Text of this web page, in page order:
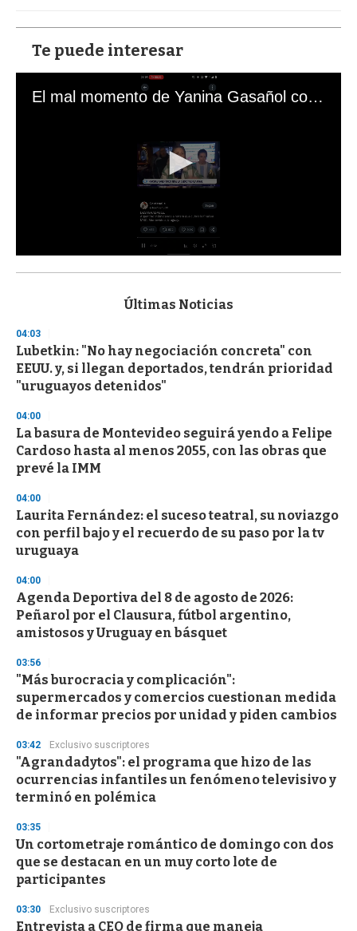
Te puede interesar
El mal momento de Yanina Gasañol con un hincha argentino en "Subrayado"
s
d
s
o
f
3
s
e
c
o
n
d
Últimas Noticias
04:03
Lubetkin: "No hay negociación concreta" con
EEUU. y, si llegan deportados, tendrán prioridad
"uruguayos detenidos"
04:00
La basura de Montevideo seguirá yendo a Felipe
Cardoso hasta al menos 2055, con las obras que
prevé la IMM
04:00
Laurita Fernández: el suceso teatral, su noviazgo
con perfil bajo y el recuerdo de su paso por la tv
uruguaya
04:00
Agenda Deportiva del 8 de agosto de 2026:
Peñarol por el Clausura, fútbol argentino,
amistosos y Uruguay en básquet
03:56
"Más burocracia y complicación":
supermercados y comercios cuestionan medida
de informar precios por unidad y piden cambios
03:42 Exclusivo suscriptores
"Agrandadytos": el programa que hizo de las
ocurrencias infantiles un fenómeno televisivo y
terminó en polémica
03:35
Un cortometraje romántico de domingo con dos
que se destacan en un muy corto lote de
participantes
03:30 Exclusivo suscriptores
Entrevista a CEO de firma que maneja